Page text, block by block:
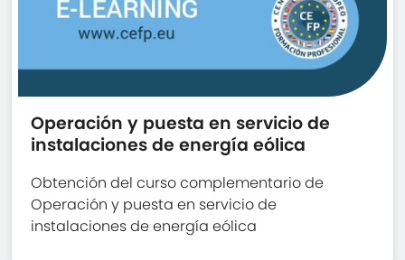
Operación y puesta en servicio de
instalaciones de energía eólica
Obtención del curso complementario de
Operación y puesta en servicio de
instalaciones de energía eólica